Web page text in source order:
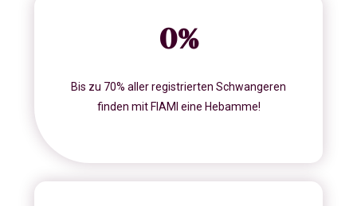
0%
Bis zu 70% aller registrierten Schwangeren
finden mit FIAMI eine Hebamme!